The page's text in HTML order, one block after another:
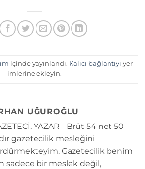
içinde yayınlandı. Kalıcı bağlantıyı yer
imlerine ekleyin.
UĞUROĞLU
YAZAR - Brüt 54 net 50
gazetecilik mesleğini
Gazetecilik benim
sadece bir meslek değil,